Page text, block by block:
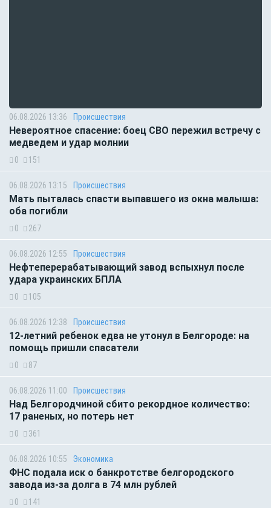
06.08.2026 13:36 Происшествия
Невероятное спасение: боец СВО пережил встречу с
медведем и удар молнии
0 151
06.08.2026 13:15 Происшествия
Мать пыталась спасти выпавшего из окна малыша:
оба погибли
0 267
06.08.2026 12:55 Происшествия
Нефтеперерабатывающий завод вспыхнул после
удара украинских БПЛА
0 105
06.08.2026 12:38 Происшествия
12-летний ребенок едва не утонул в Белгороде: на
помощь пришли спасатели
0 87
06.08.2026 11:00 Происшествия
Над Белгородчиной сбито рекордное количество:
17 раненых, но потерь нет
0 361
06.08.2026 10:55 Экономика
ФНС подала иск о банкротстве белгородского
завода из-за долга в 74 млн рублей
0 141